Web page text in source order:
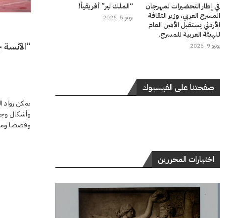
تمكن رواد
وأشكال
وقصصا
في إطار التحضيرات لمهرجان
المسرح العربي، وزير الثقافة
الأردني يستقبل الأمين العام
للهيئة العربية للمسرح.
يونيو 9, 2026
“الملك لير” أفريقياً!
يونيو 5, 2026
صفحتنا على الفيسبوك
اختيارات المحررين